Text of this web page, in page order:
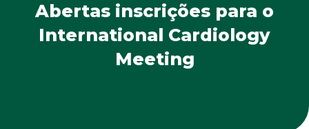
Abertas inscrições para o
International Cardiology
Meeting